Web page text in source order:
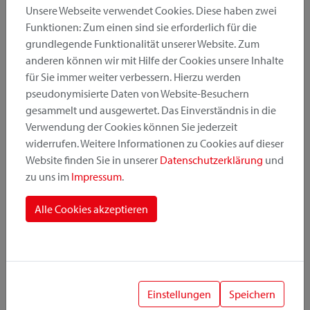
Produktkategorie
Montageposition
Befestigungssystem
Unsere Webseite verwendet Cookies. Diese haben zwei
Funktionen: Zum einen sind sie erforderlich für die
grundlegende Funktionalität unserer Website. Zum
anderen können wir mit Hilfe der Cookies unsere Inhalte
für Sie immer weiter verbessern. Hierzu werden
pseudonymisierte Daten von Website-Besuchern
gesammelt und ausgewertet. Das Einverständnis in die
Verwendung der Cookies können Sie jederzeit
widerrufen. Weitere Informationen zu Cookies auf dieser
Website finden Sie in unserer Datenschutzerklärung und
zu uns im Impressum.
Alle Cookies akzeptieren
Einstellungen Speichern